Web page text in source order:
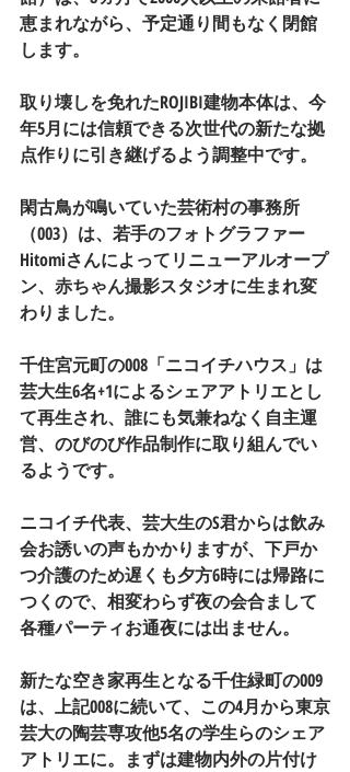
恵まれながら、予定通り間もなく閉館
します。
取り壊しを免れたROJIBI建物本体は、今
年5月には信頼できる次世代の新たな拠
点作りに引き継げるよう調整中です。
閑古鳥が鳴いていた芸術村の事務所
（003）は、若手のフォトグラファー
Hitomiさんによってリニューアルオープ
ン、赤ちゃん撮影スタジオに生まれ変
わりました。
千住宮元町の008「ニコイチハウス」は
芸大生6名+1によるシェアアトリエとし
て再生され、誰にも気兼ねなく自主運
営、のびのび作品制作に取り組んでい
るようです。
ニコイチ代表、芸大生のS君からは飲み
会お誘いの声もかかりますが、下戸か
つ介護のため遅くも夕方6時には帰路に
つくので、相変わらず夜の会合まして
各種パーティお通夜には出ません。
新たな空き家再生となる千住緑町の009
は、上記008に続いて、この4月から東京
芸大の陶芸専攻他5名の学生らのシェア
アトリエに。まずは建物内外の片付け